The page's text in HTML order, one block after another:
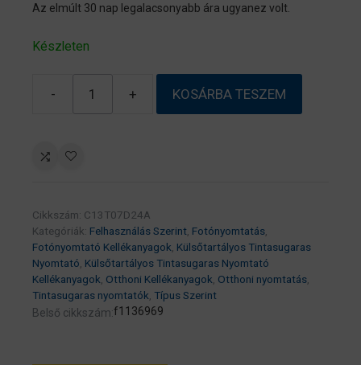
Az elmúlt 30 nap legalacsonyabb ára ugyanez volt.
Készleten
-
Epson
Ecotank
L8160/L8180
széria
mennyiség
+ KOSÁRBA TESZEM
Cikkszám: C13T07D24A
Kategóriák: Felhasználás Szerint Fotónyomtatás
Fotónyomtató Kellékanyagok Külsőtartályos Tintasugaras
Nyomtató Külsőtartályos Tintasugaras Nyomtató
Kellékanyagok Otthoni Kellékanyagok Otthoni nyomtatás
Tintasugaras nyomtatók Típus Szerint
Belső cikkszám:f1136969